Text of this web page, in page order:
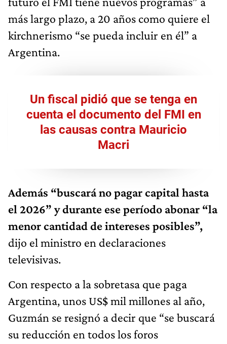
más largo plazo, a 20 años como quiere el
kirchnerismo “se pueda incluir en él” a
Argentina.
Un fiscal pidió que se tenga en
cuenta el documento del FMI en
las causas contra Mauricio
Macri
Además “buscará no pagar capital hasta
el 2026” y durante ese período abonar “la
menor cantidad de intereses posibles”,
dijo el ministro en declaraciones
televisivas.
Con respecto a la sobretasa que paga
Argentina, unos US$ mil millones al año,
Guzmán se resignó a decir que “se buscará
su reducción en todos los foros